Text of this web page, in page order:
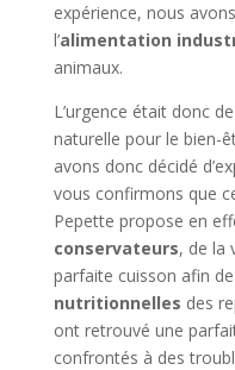
expérience, nous
l’alimentation
animaux.
L’urgence était donc
naturelle pour le bien-
avons donc décidé
vous confirmons que
Pepette propose en
conservateurs, de la
parfaite cuisson afin
nutritionnelles des
ont retrouvé une
confrontés à des